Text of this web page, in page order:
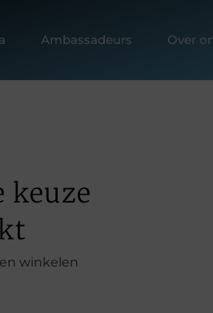
Ambassadeurs Over
keuze
winkelen